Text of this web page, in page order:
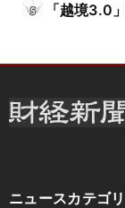
「越境3.0
ニュースカテゴリ